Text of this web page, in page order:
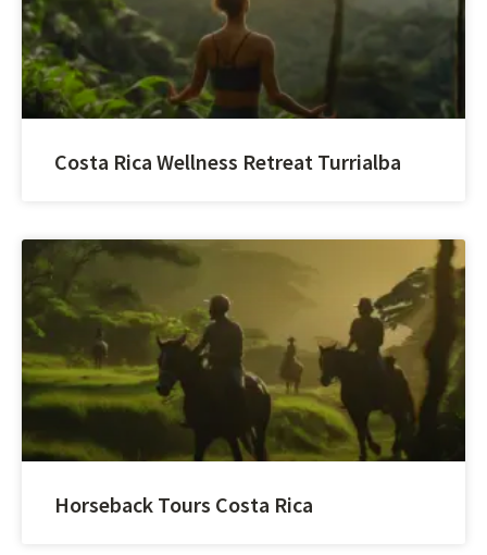
Costa Rica Wellness Retreat Turrialba
Horseback Tours Costa Rica